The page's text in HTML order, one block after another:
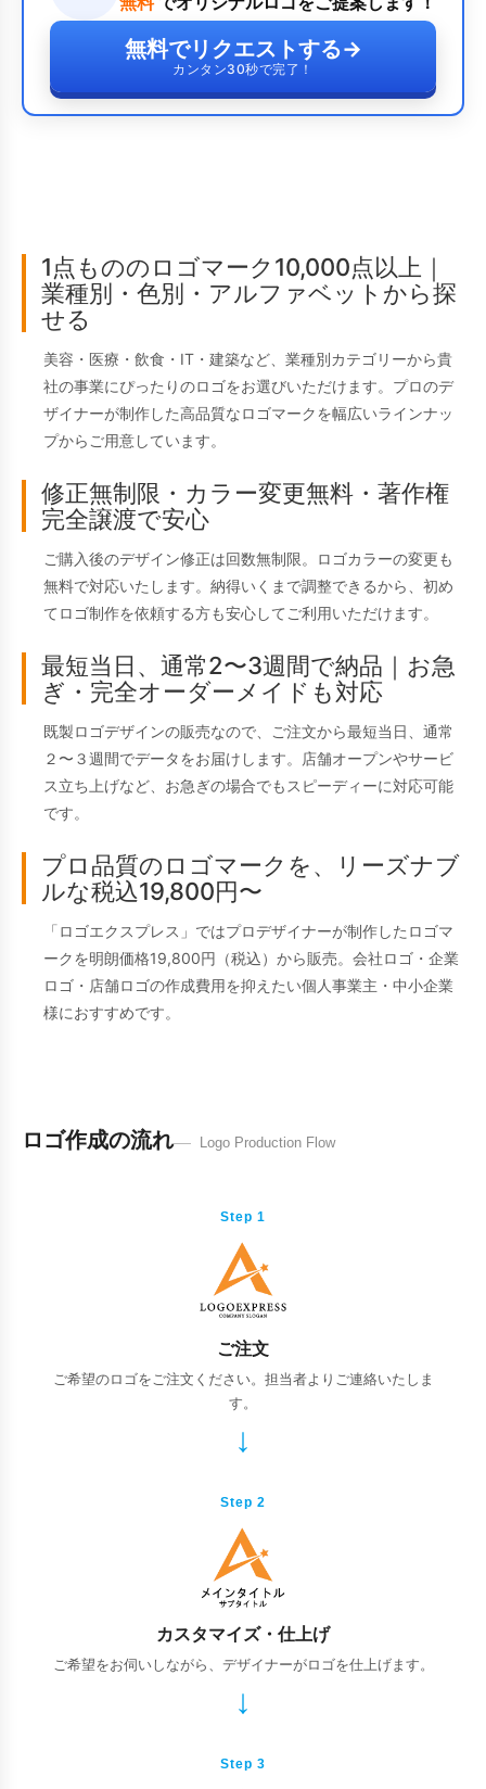
無料でリクエストする→
カンタン30秒で完了！
1点もののロゴマーク10,000点以上｜
業種別・色別・アルファベットから探
せる
美容・医療・飲食・IT・建築など、業種別カテゴリーから貴
社の事業にぴったりのロゴをお選びいただけます。プロのデ
ザイナーが制作した高品質なロゴマークを幅広いラインナッ
プからご用意しています。
修正無制限・カラー変更無料・著作権
完全譲渡で安心
ご購入後のデザイン修正は回数無制限。ロゴカラーの変更も
無料で対応いたします。納得いくまで調整できるから、初め
てロゴ制作を依頼する方も安心してご利用いただけます。
最短当日、通常2〜3週間で納品｜お急
ぎ・完全オーダーメイドも対応
既製ロゴデザインの販売なので、ご注文から最短当日、通常
２〜３週間でデータをお届けします。店舗オープンやサービ
ス立ち上げなど、お急ぎの場合でもスピーディーに対応可能
です。
プロ品質のロゴマークを、リーズナブ
ルな税込19,800円〜
「ロゴエクスプレス」ではプロデザイナーが制作したロゴマ
ークを明朗価格19,800円（税込）から販売。会社ロゴ・企業
ロゴ・店舗ロゴの作成費用を抑えたい個人事業主・中小企業
様におすすめです。
ロゴ作成の流れ Logo Production Flow
Step 1
ご注文
ご希望のロゴをご注文ください。担当者よりご連絡いたしま
す。
Step 2
カスタマイズ・仕上げ
ご希望をお伺いしながら、デザイナーがロゴを仕上げます。
Step 3